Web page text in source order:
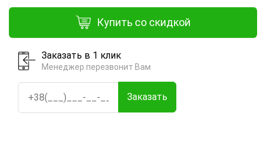
Купить со скидкой
Заказать в 1 клик
Менеджер перезвонит Вам
Заказать